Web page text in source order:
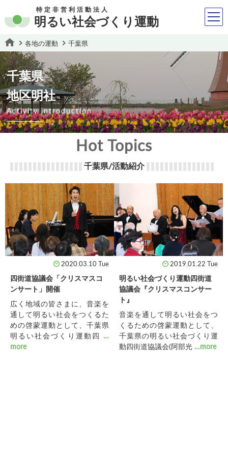
特定非営利活動法人
明るい社会づくり運動
各地の運動 千葉県
千葉県
地区明社
Activity introduction
Hot Topics
千葉県/活動紹介
2020.03.10 Tue
四街道協議会「クリスマスコ
ンサート」開催
広く地域の皆さまに、音楽を
通して明るい社会をつくるた
めの啓蒙運動として、千葉県
明るい社会づくり運動四 …
more
2019.01.22 Tue
明るい社会づくり運動四街道
協議会『クリスマスコンサー
ト』
音楽を通して明るい社会をつ
くるための啓蒙運動として、
千葉県の明るい社会づくり運
動四街道協議会(阿部光…more